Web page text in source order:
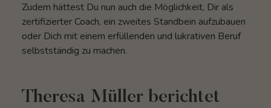
Zudem hättest Du nun auch die Möglichkeit, Dir als
zertifizierter Coach, ein zweites Standbein aufzubauen
oder Dich mit einem erfüllenden und lukrativen Beruf
selbstständig zu machen.
Theresa Müller berichtet